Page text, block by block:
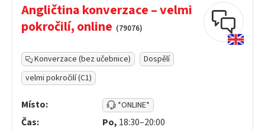
Angličtina konverzace – velmi
pokročilí, online (79076)
Konverzace (bez učebnice)
Dospělí
velmi pokročilí (C1)
Místo: *ONLINE*
Čas: Po, 18:30–20:00